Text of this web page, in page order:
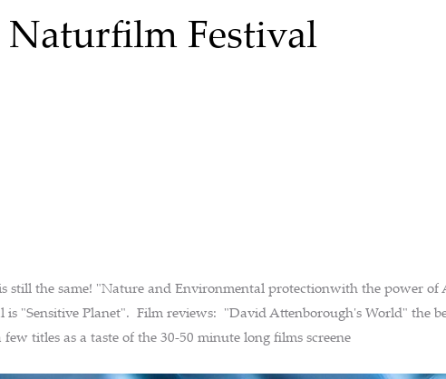
Naturfilm Festival
still the same! "Nature and Environmental protectionwith the power of
is "Sensitive Planet". Film reviews: "David Attenborough's World" the
titles as a taste of the 30-50 minute long films screene